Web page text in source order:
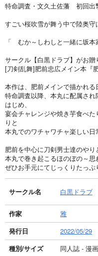
特命調査・文久土佐藩 初回出
すごい桜吹雪が舞う中で陸奥
「 むか～しわしと一緒に坂
サークル【白黒ドラブ】がお贈
[刀剣乱舞]肥前忠広メイン本『
本作は、肥前メインで描かれ
特命調査以降、本丸に配属さ
はじめ、
宴会チャレンジや焼き芋食べ
りと
本丸でのワチャワチャ楽しい
肥前を中心に刀剣男士達のや
本丸で巻き起こるほのぼの～
ぜひお手元にてじっくりたっぷ
サークル名 白黒ドラブ
作家
雅
発行日
2022/05/29
種別/サイズ
同人誌 - 漫